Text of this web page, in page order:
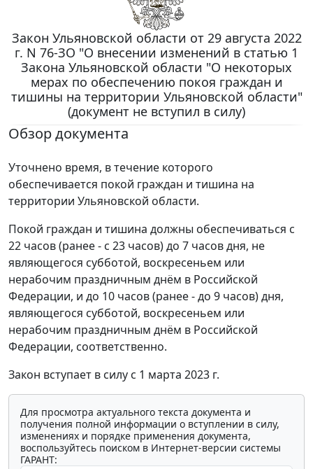
Закон Ульяновской области от 29 августа 2022
г. N 76-ЗО "О внесении изменений в статью 1
Закона Ульяновской области "О некоторых
мерах по обеспечению покоя граждан и
тишины на территории Ульяновской области"
(документ не вступил в силу)
Обзор документа
Уточнено время, в течение которого
обеспечивается покой граждан и тишина на
территории Ульяновской области.
Покой граждан и тишина должны обеспечиваться с
22 часов (ранее - с 23 часов) до 7 часов дня, не
являющегося субботой, воскресеньем или
нерабочим праздничным днём в Российской
Федерации, и до 10 часов (ранее - до 9 часов) дня,
являющегося субботой, воскресеньем или
нерабочим праздничным днём в Российской
Федерации, соответственно.
Закон вступает в силу с 1 марта 2023 г.
Для просмотра актуального текста документа и
получения полной информации о вступлении в силу,
изменениях и порядке применения документа,
воспользуйтесь поиском в Интернет-версии системы
ГАРАНТ: